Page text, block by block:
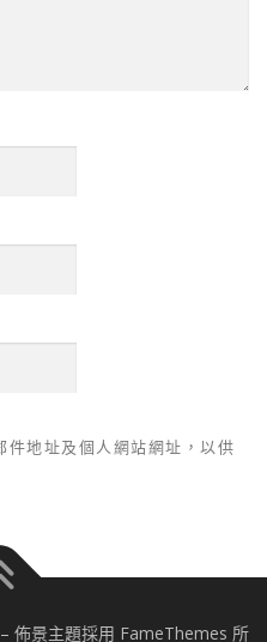
件地址及個人網站網址，以供
– 佈景主題採用 FameThemes 所